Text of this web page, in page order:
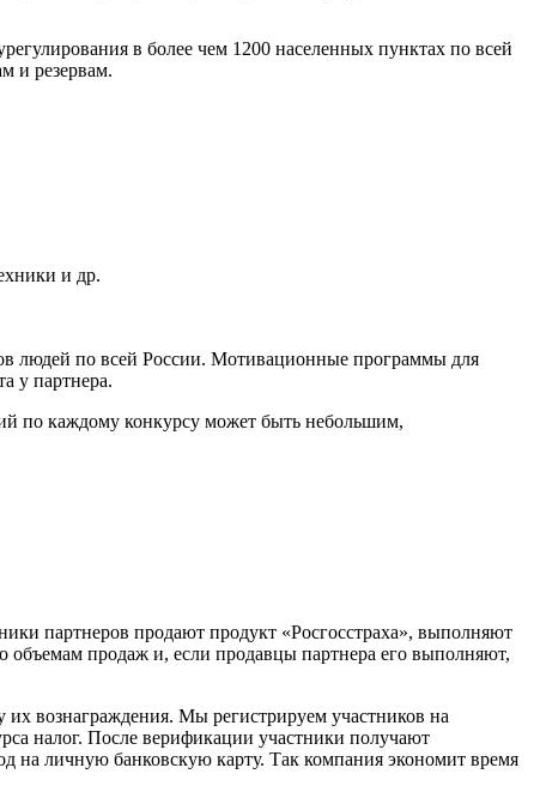
в более чем 1200 населенных пунктах по всей
и резервам.
и др.
людей по всей России. Мотивационные программы для
у партнера.
по каждому конкурсу может быть небольшим,
партнеров продают продукт «Росгосстраха», выполняют
продаж и, если продавцы партнера его выполняют,
их вознаграждения. Мы регистрируем участников на
налог. После верификации участники получают
на личную банковскую карту. Так компания экономит время